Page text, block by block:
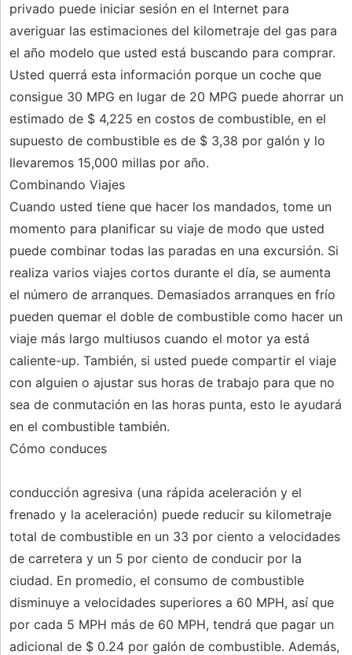
privado puede iniciar sesión en el Internet para
averiguar las estimaciones del kilometraje del gas para
el año modelo que usted está buscando para comprar.
Usted querrá esta información porque un coche que
consigue 30 MPG en lugar de 20 MPG puede ahorrar un
estimado de $ 4,225 en costos de combustible, en el
supuesto de combustible es de $ 3,38 por galón y lo
llevaremos 15,000 millas por año.
Combinando Viajes
Cuando usted tiene que hacer los mandados, tome un
momento para planificar su viaje de modo que usted
puede combinar todas las paradas en una excursión. Si
realiza varios viajes cortos durante el día, se aumenta
el número de arranques. Demasiados arranques en frío
pueden quemar el doble de combustible como hacer un
viaje más largo multiusos cuando el motor ya está
caliente-up. También, si usted puede compartir el viaje
con alguien o ajustar sus horas de trabajo para que no
sea de conmutación en las horas punta, esto le ayudará
en el combustible también.
Cómo conduces
conducción agresiva (una rápida aceleración y el
frenado y la aceleración) puede reducir su kilometraje
total de combustible en un 33 por ciento a velocidades
de carretera y un 5 por ciento de conducir por la
ciudad. En promedio, el consumo de combustible
disminuye a velocidades superiores a 60 MPH, así que
por cada 5 MPH más de 60 MPH, tendrá que pagar un
adicional de $ 0.24 por galón de combustible. Además,